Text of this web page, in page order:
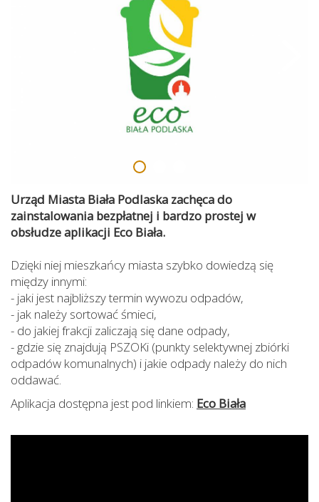
Urząd Miasta Biała Podlaska zachęca do
zainstalowania bezpłatnej i bardzo prostej w
obsłudze aplikacji Eco Biała.
Dzięki niej mieszkańcy miasta szybko dowiedzą się
między innymi:
- jaki jest najbliższy termin wywozu odpadów,
- jak należy sortować śmieci,
- do jakiej frakcji zaliczają się dane odpady,
- gdzie się znajdują PSZOKi (punkty selektywnej zbiórki
odpadów komunalnych) i jakie odpady należy do nich
oddawać.
Aplikacja dostępna jest pod linkiem: Eco Biała